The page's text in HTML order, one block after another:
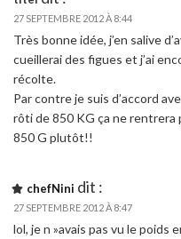
27 SEPTEMBRE 2012 À 8:44
Très bonne idée, j’en salive
cueillerai des figues et j’ai
récolte.
Par contre je suis d’accord
rôti de 850 KG ça ne rentrera
850 G plutôt!!
chefNini dit :
27 SEPTEMBRE 2012 À 8:47
lol, je n »avais pas vu le